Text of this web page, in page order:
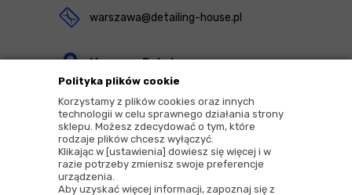
Polityka plików cookie
Korzystamy z plików cookies oraz innych
technologii w celu sprawnego działania strony
sklepu. Możesz zdecydować o tym, które
rodzaje plików chcesz wyłączyć.
Klikając w [ustawienia] dowiesz się więcej i w
razie potrzeby zmienisz swoje preferencje
urządzenia.
Aby uzyskać więcej informacji, zapoznaj się z
warszawa@detailing-house.pl
Magazyn Rekcin
Nomos Sp. z o.o. sp.k.
ul. Agrestowa 1
83-010 Rekcin